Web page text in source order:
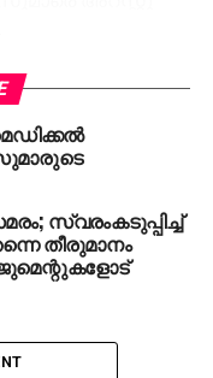
പരിക്കേറ്റു.